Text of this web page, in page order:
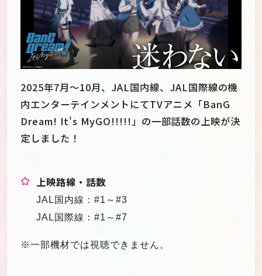
JP
2025年7月～10月、JAL国内線、JAL国際線の機
内エンターテインメントにてTVアニメ「BanG
Dream! It's MyGO!!!!!」の一部話数の上映が決
定しました！
上映路線・話数
JAL 国内線：#1～#3
JAL 国際線：#1～#7
※一部機材では視聴できません。